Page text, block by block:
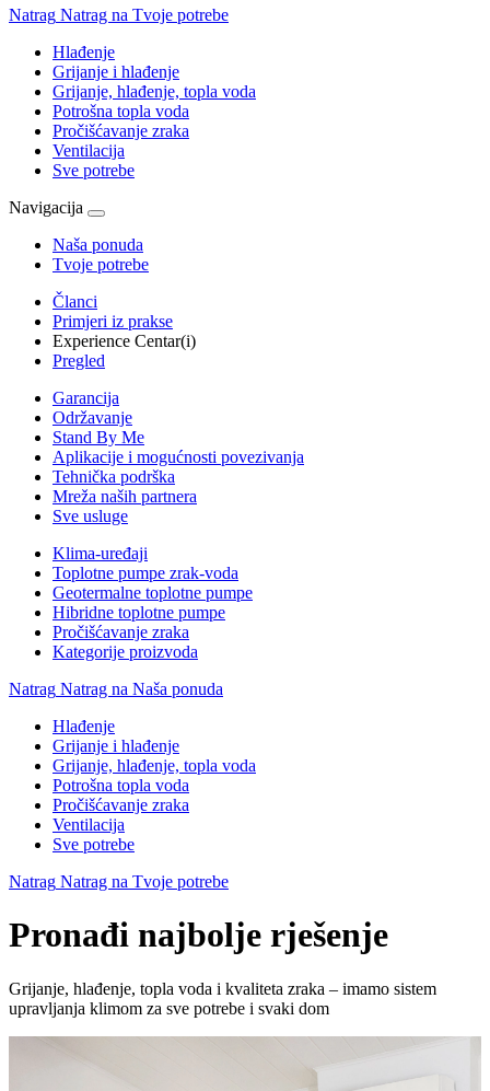
Natrag Natrag na Tvoje potrebe
Hlađenje
Grijanje i hlađenje
Grijanje, hlađenje, topla voda
Potrošna topla voda
Pročišćavanje zraka
Ventilacija
Sve potrebe
Navigacija
Naša ponuda
Tvoje potrebe
Članci
Primjeri iz prakse
Experience Centar(i)
Pregled
Garancija
Održavanje
Stand By Me
Aplikacije i mogućnosti povezivanja
Tehnička podrška
Mreža naših partnera
Sve usluge
Klima-uređaji
Toplotne pumpe zrak-voda
Geotermalne toplotne pumpe
Hibridne toplotne pumpe
Pročišćavanje zraka
Kategorije proizvoda
Natrag Natrag na Naša ponuda
Hlađenje
Grijanje i hlađenje
Grijanje, hlađenje, topla voda
Potrošna topla voda
Pročišćavanje zraka
Ventilacija
Sve potrebe
Natrag Natrag na Tvoje potrebe
Pronađi najbolje rješenje
Grijanje, hlađenje, topla voda i kvaliteta zraka – imamo sistem
upravljanja klimom za sve potrebe i svaki dom